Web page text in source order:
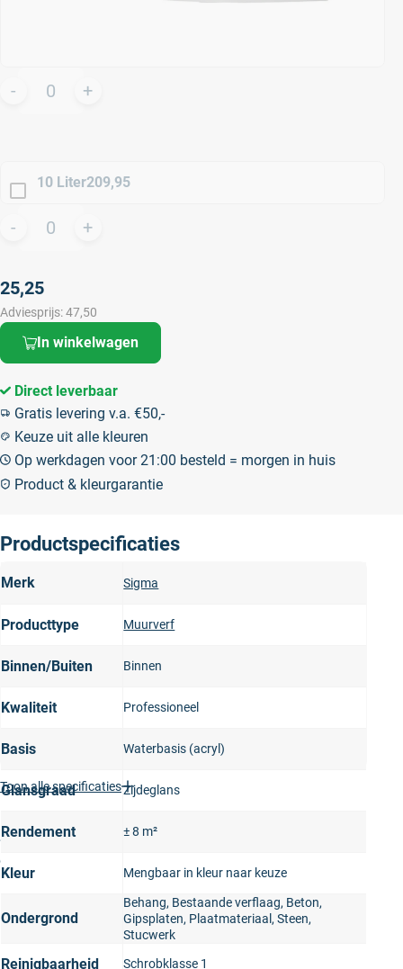
10 Liter209,95
25,25
Adviesprijs:47,50
In winkelwagen
Direct leverbaar
Gratis levering v.a. €50,-
Keuze uit alle kleuren
Op werkdagen voor 21:00 besteld = morgen in huis
Product & kleurgarantie
Productspecificaties
Merk Sigma
Producttype Muurverf
Binnen/Buiten Binnen
Kwaliteit Professioneel
Basis Waterbasis (acryl)
Glansgraad Zijdeglans
Rendement ± 8 m²
Kleur Mengbaar in kleur naar keuze
Ondergrond
Behang, Bestaande verflaag, Beton,
Gipsplaten, Plaatmateriaal, Steen,
Stucwerk
Reinigbaarheid Schrobklasse 1
Toon alle specificaties
Sigma Sigmatex Superlatex Satin is een binnen muurverf
die niet mat, maar zijdeglans is. Dit is dus een ideale
muurverf wanneer je meer glans wilt op je muren of
plafond. Een extra groot voordeel van een zijdeglans
muurverf, is dat deze ook nog eens heel goed afwasbaar